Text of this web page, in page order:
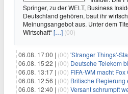
Springer, zu der WELT, Business
Deutschland gehören, baut ihr
Meinungsangebot aus. Unter dem
Wirtschaft“[…] (00)
06.08. 17:00 | (00) 'Stranger Things'-Star David Harbour
06.08. 15:22 | (00) Deutsche Telekom
06.08. 13:17 | (00) FIFA-WM macht
06.08. 12:56 | (00) Britische Regierung
06.08. 12:40 | (00) Versant schrumpft